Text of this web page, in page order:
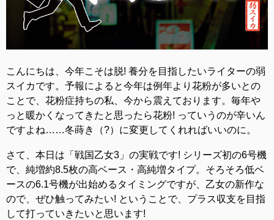
こんにちは、今年こそは脱! 養分を目指したいライターの弱
スイカです。予報によると今年は例年より花粉が多いとの
ことで、花粉症持ちの私、今から震えております。毎年や
っと暖かくなってきたと思ったら花粉! っていうのが辛いん
ですよね……冬蒔き（?）に変更してくれればいいのに。
さて、本日は「戦国乙女3」の実戦です! シリーズ初の6号機
で、純増約8.5枚の高ベース・高純増タイプ。そろそろ低ベ
ースの6.1号機が出始めるタイミングですが、乙女の新作な
ので、ぜひ触ってみたい! ということで、プラス収支を目指
して打っていきたいと思います!